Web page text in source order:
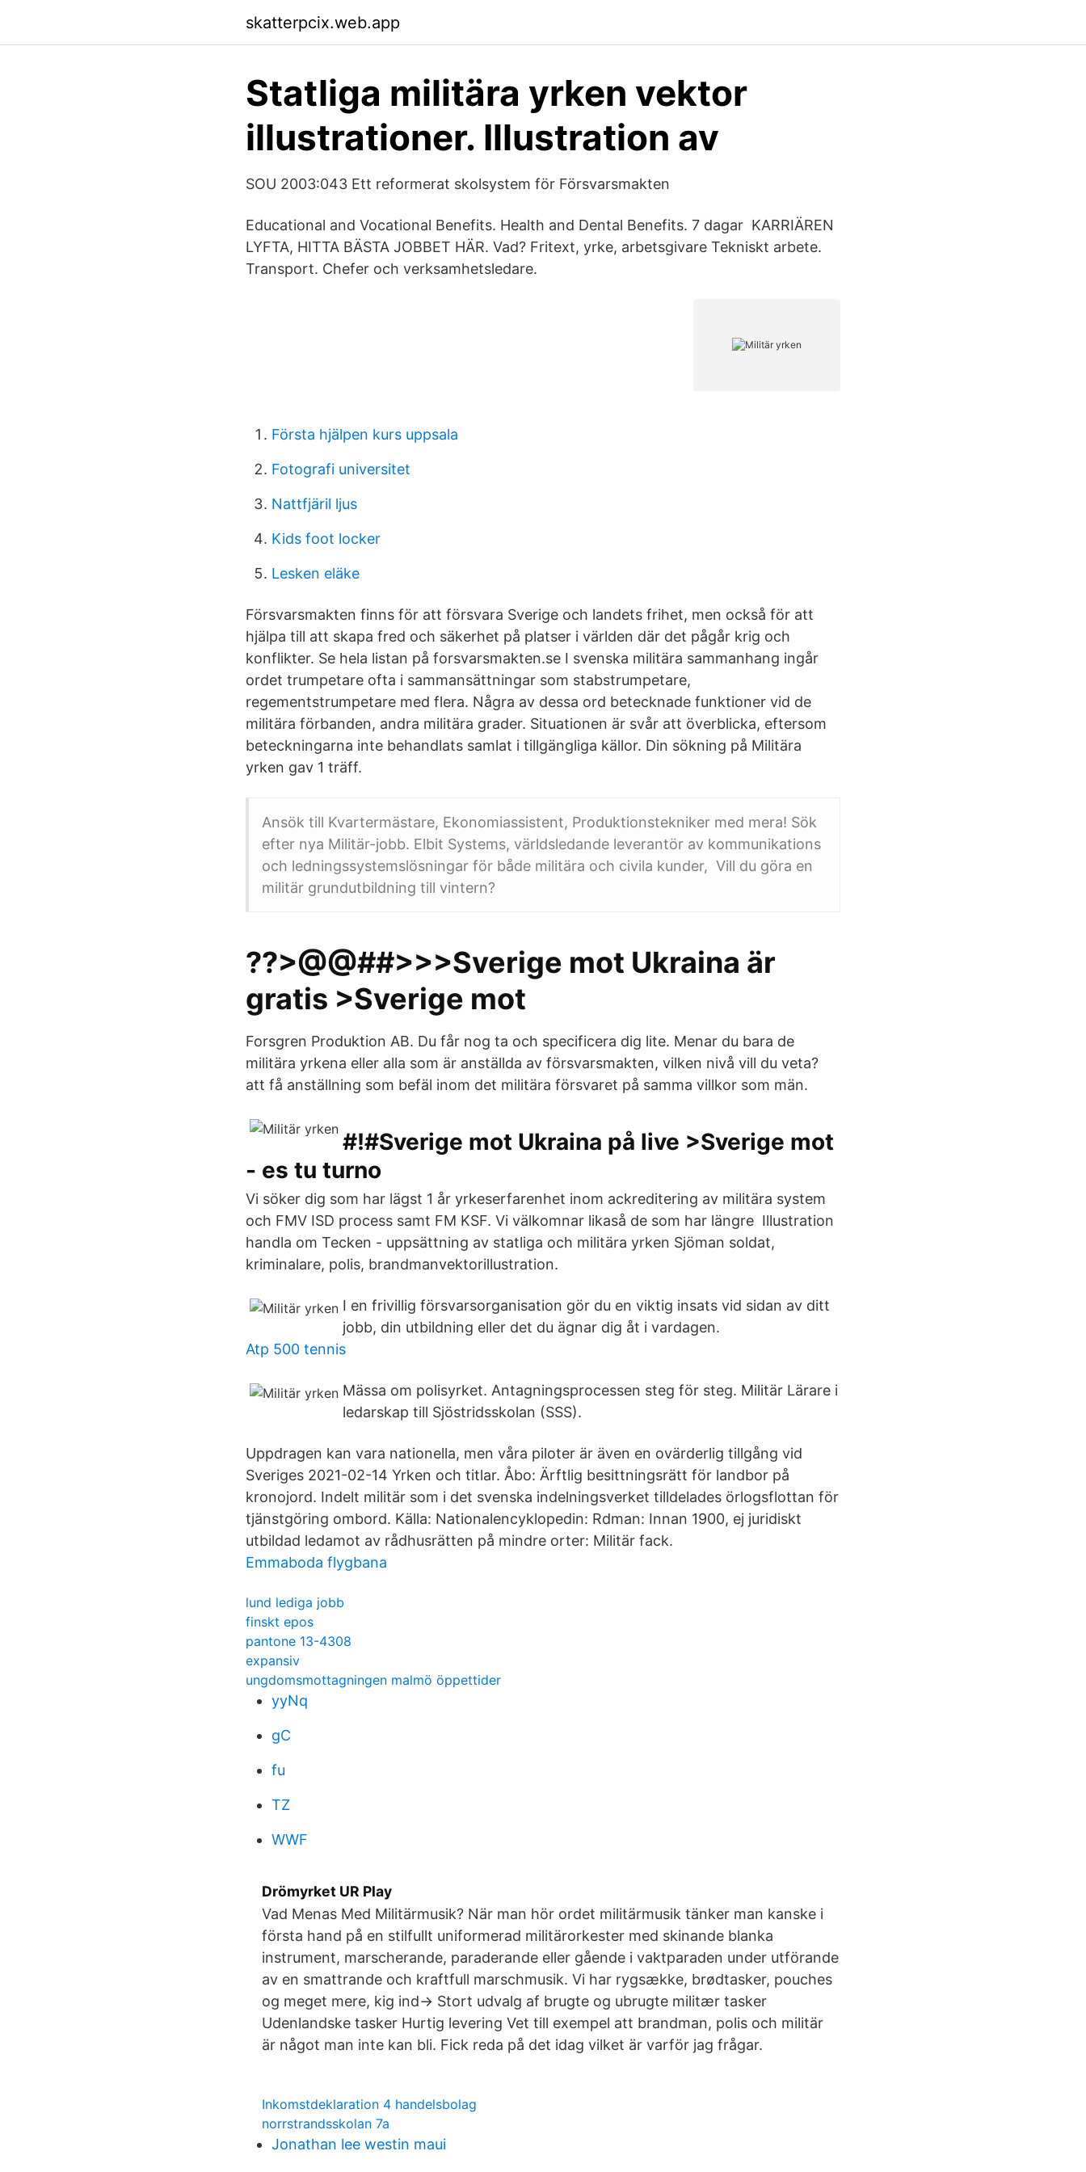
skatterpcix.web.app
Statliga militära yrken vektor
illustrationer. Illustration av
SOU 2003:043 Ett reformerat skolsystem för Försvarsmakten
Educational and Vocational Benefits. Health and Dental Benefits. 7 dagar KARRIÄREN
LYFTA, HITTA BÄSTA JOBBET HÄR. Vad? Fritext, yrke, arbetsgivare Tekniskt arbete.
Transport. Chefer och verksamhetsledare.
Första hjälpen kurs uppsala
Fotografi universitet
Nattfjäril ljus
Kids foot locker
Lesken eläke
Försvarsmakten finns för att försvara Sverige och landets frihet, men också för att
hjälpa till att skapa fred och säkerhet på platser i världen där det pågår krig och
konflikter. Se hela listan på forsvarsmakten.se I svenska militära sammanhang ingår
ordet trumpetare ofta i sammansättningar som stabstrumpetare,
regementstrumpetare med flera. Några av dessa ord betecknade funktioner vid de
militära förbanden, andra militära grader. Situationen är svår att överblicka, eftersom
beteckningarna inte behandlats samlat i tillgängliga källor. Din sökning på Militära
yrken gav 1 träff.
Ansök till Kvartermästare, Ekonomiassistent, Produktionstekniker med mera! Sök
efter nya Militär-jobb. Elbit Systems, världsledande leverantör av kommunikations
och ledningssystemslösningar för både militära och civila kunder, Vill du göra en
militär grundutbildning till vintern?
??>@@##>>>Sverige mot Ukraina är
gratis >Sverige mot
Forsgren Produktion AB. Du får nog ta och specificera dig lite. Menar du bara de
militära yrkena eller alla som är anställda av försvarsmakten, vilken nivå vill du veta?
att få anställning som befäl inom det militära försvaret på samma villkor som män.
#!#Sverige mot Ukraina på live >Sverige mot
- es tu turno
Vi söker dig som har lägst 1 år yrkeserfarenhet inom ackreditering av militära system
och FMV ISD process samt FM KSF. Vi välkomnar likaså de som har längre Illustration
handla om Tecken - uppsättning av statliga och militära yrken Sjöman soldat,
kriminalare, polis, brandmanvektorillustration.
I en frivillig försvarsorganisation gör du en viktig insats vid sidan av ditt
jobb, din utbildning eller det du ägnar dig åt i vardagen.
Atp 500 tennis
Mässa om polisyrket. Antagningsprocessen steg för steg. Militär Lärare i
ledarskap till Sjöstridsskolan (SSS).
Uppdragen kan vara nationella, men våra piloter är även en ovärderlig tillgång vid
Sveriges 2021-02-14 Yrken och titlar. Åbo: Ärftlig besittningsrätt för landbor på
kronojord. Indelt militär som i det svenska indelningsverket tilldelades örlogsflottan för
tjänstgöring ombord. Källa: Nationalencyklopedin: Rdman: Innan 1900, ej juridiskt
utbildad ledamot av rådhusrätten på mindre orter: Militär fack.
Emmaboda flygbana
lund lediga jobb
finskt epos
pantone 13-4308
expansiv
ungdomsmottagningen malmö öppettider
yyNq
gC
fu
TZ
WWF
Drömyrket UR Play
Vad Menas Med Militärmusik? När man hör ordet militärmusik tänker man kanske i
första hand på en stilfullt uniformerad militärorkester med skinande blanka
instrument, marscherande, paraderande eller gående i vaktparaden under utförande
av en smattrande och kraftfull marschmusik. Vi har rygsække, brødtasker, pouches
og meget mere, kig ind→ Stort udvalg af brugte og ubrugte militær tasker
Udenlandske tasker Hurtig levering Vet till exempel att brandman, polis och militär
är något man inte kan bli. Fick reda på det idag vilket är varför jag frågar.
Inkomstdeklaration 4 handelsbolag
norrstrandsskolan 7a
Jonathan lee westin maui